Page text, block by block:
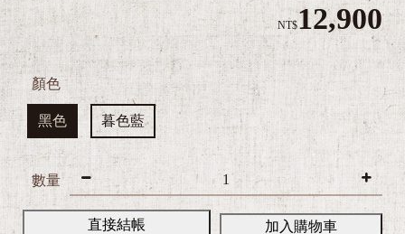
e
B
NT$12,900
顏色
黑色 暮色藍
數量
直接結帳 加入購物車